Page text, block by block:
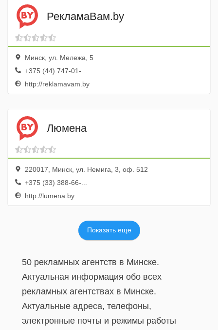
РекламаВам.by
Минск, ул. Мележа, 5
+375 (44) 747-01-...
http://reklamavam.by
Люмена
220017, Минск, ул. Немига, 3, оф. 512
+375 (33) 388-66-...
http://lumena.by
Показать еще
50 рекламных агентств в Минске.
Актуальная информация обо всех
рекламных агентствах в Минске.
Актуальные адреса, телефоны,
электронные почты и режимы работы